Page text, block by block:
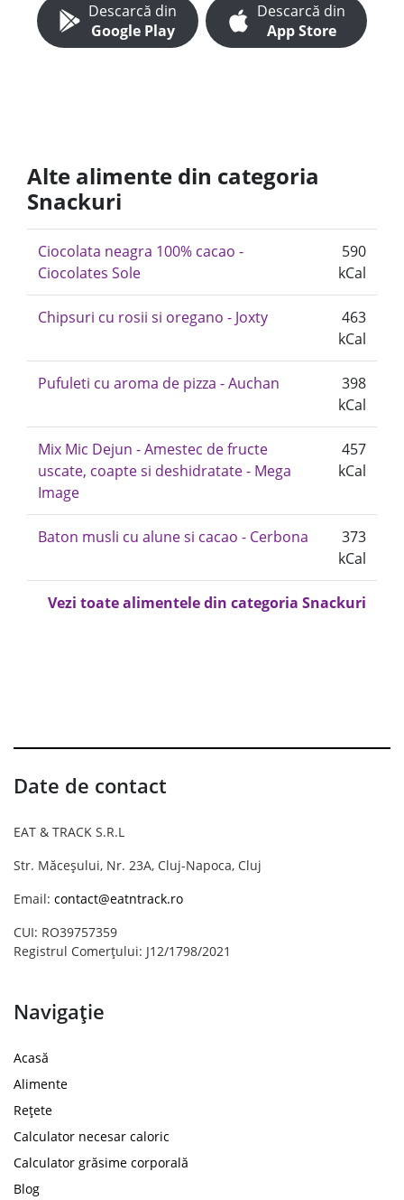
Descarcă din
Google Play
Descarcă din
App Store
Alte alimente din categoria
Snackuri
Ciocolata neagra 100% cacao -
Ciocolates Sole
590
kCal
Chipsuri cu rosii si oregano - Joxty
463
kCal
Pufuleti cu aroma de pizza - Auchan
398
kCal
Mix Mic Dejun - Amestec de fructe
uscate, coapte si deshidratate - Mega
Image
457
kCal
Baton musli cu alune si cacao - Cerbona
373
kCal
Vezi toate alimentele din categoria Snackuri
Date de contact
EAT & TRACK S.R.L
Str. Măceșului, Nr. 23A, Cluj-Napoca, Cluj
Email: contact@eatntrack.ro
CUI: RO39757359
Registrul Comerțului: J12/1798/2021
Navigație
Acasă
Alimente
Rețete
Calculator necesar caloric
Calculator grăsime corporală
Blog